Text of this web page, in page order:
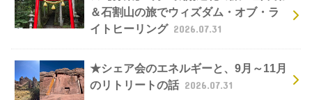
＆石割山の旅でウィズダム・オブ・ラ
イトヒーリング 2026.07.31
★シェア会のエネルギーと、9月～11月
のリトリートの話 2026.07.31